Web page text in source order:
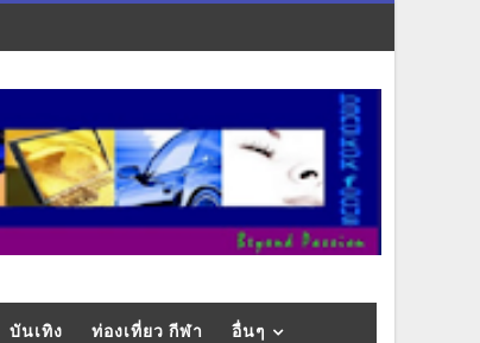
บันเทิง ท่องเที่ยว กีฬา อื่นๆ